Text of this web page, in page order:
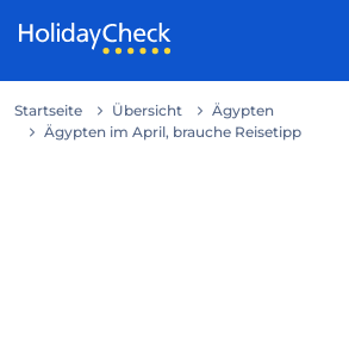
Startseite Übersicht
Ägypten
Ägypten im April, brauche Reisetipp